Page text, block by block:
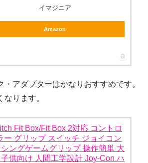
イマジニア
Amazon
・アダプターはかなりおすすめです。
ります。
Fit Box/Fit Box 2対応 コントロ
ー グリップ スイッチ ジョイコン
ングゲームグリップ 操作簡単 大
子供向け 人間工学設計 Joy-Con ハ